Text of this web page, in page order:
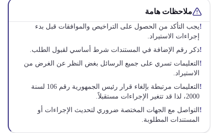
ملاحظات هامة
!يجب التأكد من الحصول على التراخيص والموافقات قبل بدء
إجراءات الاستيراد.
!ذكر رقم الإضافة في المستندات شرط أساسي لقبول الطلب.
! التعليمات تسري على جميع الرسائل بغض النظر عن الغرض من
الاستيراد.
!
التعليمات مرتبطة بإلغاء قرار رئيس الجمهورية رقم 106 لسنة
2000، لذا قد تتغير الإجراءات مستقبلاً.
! التواصل مع الجهات المختصة ضروري لتحديث الإجراءات أو
المستندات المطلوبة.